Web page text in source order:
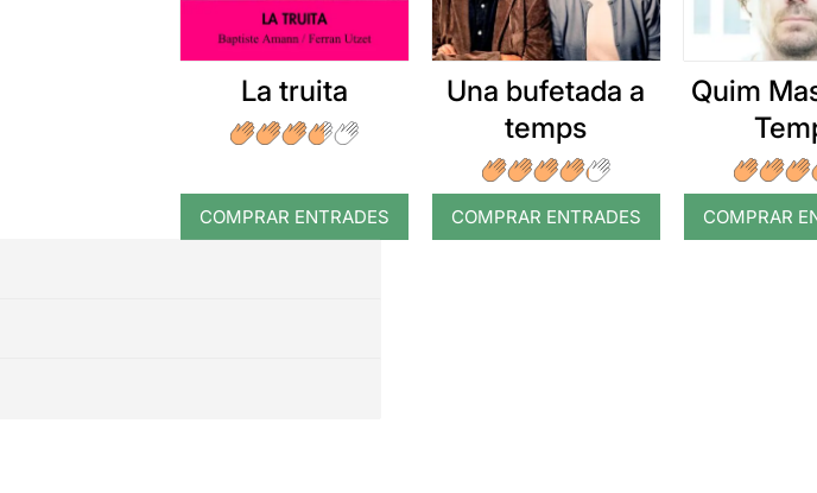
La truita
COMPRAR ENTRADES
Una bufetada a
temps
COMPRAR ENTRADES
Quim
COMPRAR